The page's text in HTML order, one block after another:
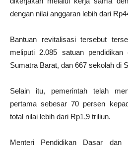
dengan nilai anggaran lebih dari
Bantuan revitalisasi tersebut
meliputi 2.085 satuan
Sumatra Barat, dan 667 sekolah di
Selain itu, pemerintah telah
pertama sebesar 70 persen
total nilai lebih dari Rp1,9 triliun.
Menteri Pendidikan Dasar dan